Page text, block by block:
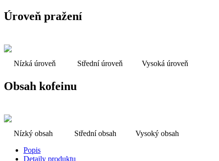
Úroveň pražení
Nízká úroveň Střední úroveň Vysoká úroveň
Obsah kofeinu
Nízký obsah Střední obsah
Vysoký obsah
Popis
Detaily produktu